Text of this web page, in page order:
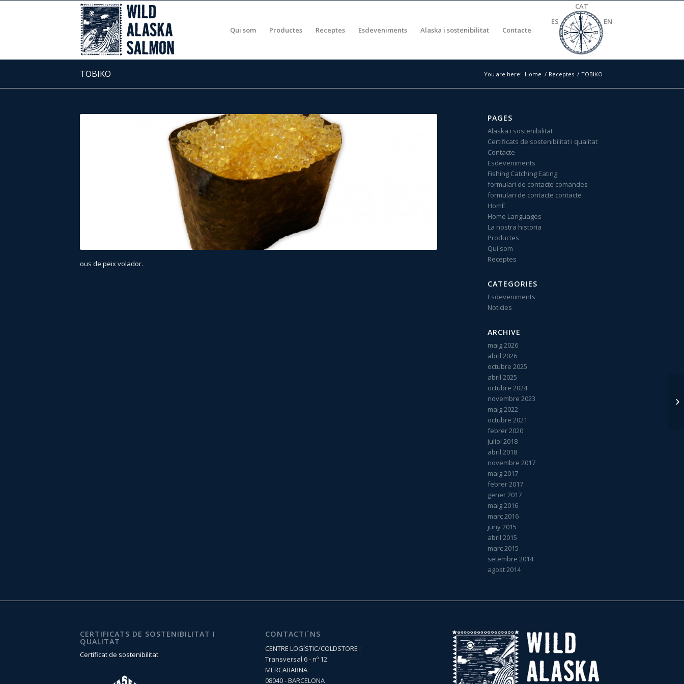
Qui som Productes Receptes Esdeveniments Alaska i sostenibilitat Contacte
ES
CAT
EN
TOBIKO You are here: Home / Receptes / TOBIKO
ous de peix volador.
PAGES
Alaska i sostenibilitat
Certificats de sostenibilitat i qualitat
Contacte
Esdeveniments
Fishing Catching Eating
formulari de contacte comandes
formulari de contacte contacte
HomE
Home Languages
La nostra historia
Productes
Qui som
Receptes
CATEGORIES
Esdeveniments
Noticies
ARCHIVE
maig 2026
abril 2026
octubre 2025
abril 2025
octubre 2024
novembre 2023
maig 2022
octubre 2021
febrer 2020
juliol 2018
abril 2018
novembre 2017
maig 2017
febrer 2017
gener 2017
maig 2016
març 2016
juny 2015
abril 2015
març 2015
setembre 2014
agost 2014
CERTIFICATS DE SOSTENIBILITAT I
QUALITAT
Certificat de sostenibilitat
CONTACTI´NS
CENTRE LOGÍSTIC/COLDSTORE :
Transversal 6 - nº 12
MERCABARNA
08040 - BARCELONA